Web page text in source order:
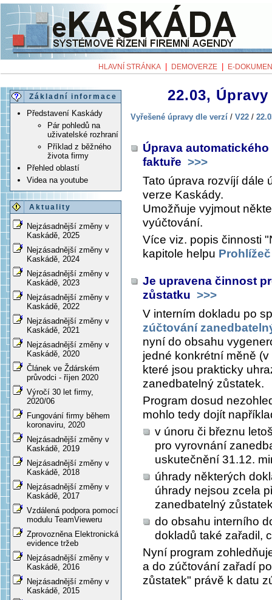
HLAVNÍ STRÁNKA DEMOVERZE E-
Základní informace
Představení Kaskády
Pár pohledů na
uživatelské rozhraní
Příklad z běžného
života firmy
Přehled oblastí
Videa na youtube
Aktuality
Nejzásadnější změny v
Kaskádě, 2025
Nejzásadnější změny v
Kaskádě, 2024
Nejzásadnější změny v
Kaskádě, 2023
Nejzásadnější změny v
Kaskádě, 2022
Nejzásadnější změny v
Kaskádě, 2021
Nejzásadnější změny v
Kaskádě, 2020
Článek ve Ždárském
průvodci - říjen 2020
Výročí 30 let firmy,
2020/06
Fungování firmy během
koronaviru, 2020
Nejzásadnější změny v
Kaskádě, 2019
Nejzásadnější změny v
Kaskádě, 2018
Nejzásadnější změny v
Kaskádě, 2017
Vzdálená podpora pomocí
modulu TeamVieweru
Zprovozněna Elektronická
evidence tržeb
Nejzásadnější změny v
Kaskádě, 2016
Nejzásadnější změny v
Kaskádě, 2015
22.03,
Vyřešené úpravy dle verzí / V22 /
Úprava
faktuře >>>
Tato úprava rozvíjí dále
verze Kaskády.
Umožňuje vyjmout
vyúčtování.
Více viz. popis činnosti
kapitole helpu
Je upravena činnost
zůstatku >>>
V interním dokladu po
zúčtování
nyní do obsahu
jedné konkrétní měně
které jsou prakticky
zanedbatelný zůstatek.
Program dosud
mohlo tedy dojít
v únoru či březnu
pro vyrovnání
uskutečnění 31.12.
úhrady některých
úhrady nejsou zcela
zanedbatelný
do obsahu interního
dokladů také zařadil,
Nyní program
a do zúčtování zařadí
zůstatek" právě k datu